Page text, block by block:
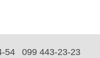
54
099 443-23-23